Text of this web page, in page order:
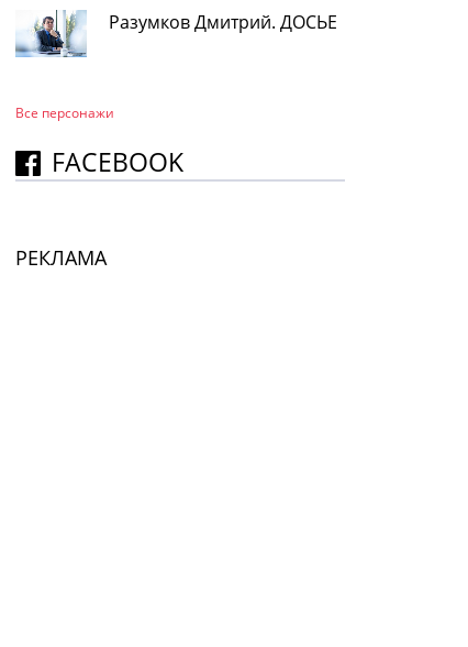
Разумков Дмитрий. ДОСЬЕ
Все персонажи
FACEBOOK
РЕКЛАМА